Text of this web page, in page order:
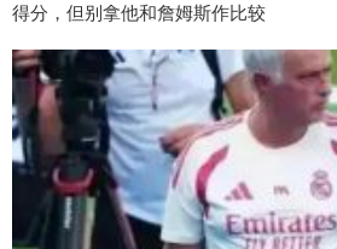
得分，但别拿他和詹姆斯作比较